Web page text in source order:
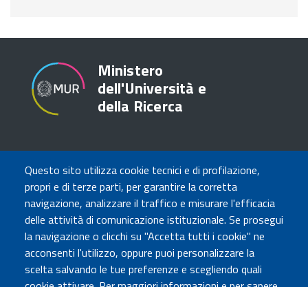
Questo sito utilizza cookie tecnici e di profilazione,
propri e di terze parti, per garantire la corretta
navigazione, analizzare il traffico e misurare l'efficacia
delle attività di comunicazione istituzionale. Se prosegui
la navigazione o clicchi su "Accetta tutti i cookie" ne
acconsenti l'utilizzo, oppure puoi personalizzare la
scelta salvando le tue preferenze e scegliendo quali
Ministero
dell'Università e
della Ricerca
TRASPARENZA
Amministrazione Trasparente
Atti di notifica
Albo online
Concorsi
COMUNICA CON NOI